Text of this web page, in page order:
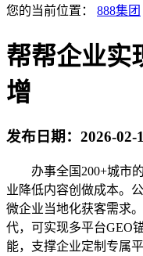
您的当前位置： 888集团
帮帮企业实
增
发布日期： 2026-02-
办事全国200+城市的
业降低内容创做成本。
微企业当地化获客需求
代，可实现多平台GEO
能，支撑企业定制专属